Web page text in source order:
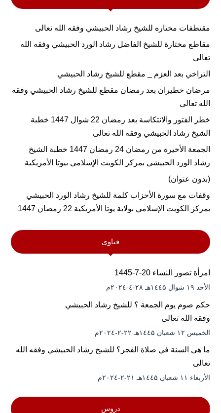
مقتطفات مختاره للشيخ رشاد الحبيشي وفقه الله تعالى
مقاطع مختارة للشيخ الفاضل رشاد الورد الحبيشي وفقه الله
تعالى
التراخي بعد العزم _ مقطع للشيخ رشاد الحبيشي
مرضان خطيران بعد رمضان مقطع للشيخ رشاد الحبيشي وفقه
الله تعالى
خطر الفتور والانتكاسة بعد رمضان 22 شوال 1447 خطبة
الشيخ رشاد الحبيشي وفقه الله تعالى
الجمعة الأخيرة من رمضان 24 رمضان 1447 خطبة الشيخ
رشاد الورد الحبيشي بمركز الكويت الإسلامي بيوتا الأمريكية
(بدون عنوان)
وقفات مع سورة الأحزاب كلمة للشيخ رشاد الورد الحبيشي
بمركز الكويت الإسلامي بولاية يوتا الأمريكية 22 رمضان 1447
فتاوى
امرأة تصور النساء 20-7-1445
الأحد ۱۹ شوال ۱٤٤۵هـ ۲۸-٤-۲۰۲٤م
حكم صوم يوم الجمعة ؟ للشيخ رشاد الحبيشي
وفقه الله تعالى
الخميس ۱۲ شعبان ۱٤٤۵هـ ۲۲-۲-۲۰۲٤م
ما هي السنة في صلاة الفجر؟ للشيخ رشاد الحبيشي وفقه الله
تعالى
الأربعاء ۱۱ شعبان ۱٤٤۵هـ ۲۱-۲-۲۰۲٤م
دروس